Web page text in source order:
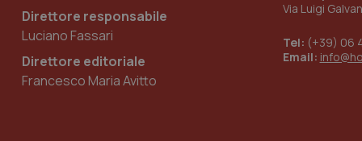
Direttore responsabile
Luciano Fassari
Direttore editoriale
Francesco Maria Avitto
Via Luigi
Tel: (+39) 06
Email:
__Secure-YNID